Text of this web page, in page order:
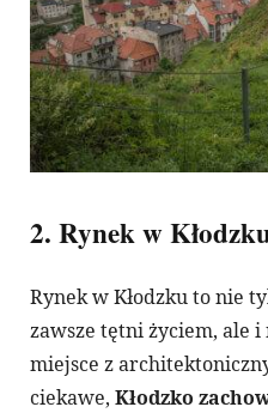
2. Rynek w
Rynek w Kłodzku to nie
zawsze tętni życiem, ale
miejsce z
ciekawe, Kłodzko